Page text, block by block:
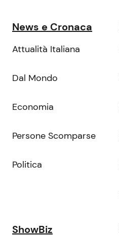
News e Cronaca
Attualità Italiana
Dal Mondo
Economia
Persone Scomparse
Politica
ShowBiz